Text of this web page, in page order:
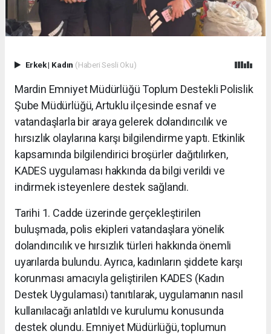
Erkek| Kadın (Haberi Sesli Oku)
Mardin Emniyet Müdürlüğü Toplum Destekli Polislik
Şube Müdürlüğü, Artuklu ilçesinde esnaf ve
vatandaşlarla bir araya gelerek dolandırıcılık ve
hırsızlık olaylarına karşı bilgilendirme yaptı. Etkinlik
kapsamında bilgilendirici broşürler dağıtılırken,
KADES uygulaması hakkında da bilgi verildi ve
indirmek isteyenlere destek sağlandı.
Tarihi 1. Cadde üzerinde gerçekleştirilen
buluşmada, polis ekipleri vatandaşlara yönelik
dolandırıcılık ve hırsızlık türleri hakkında önemli
uyarılarda bulundu. Ayrıca, kadınların şiddete karşı
korunması amacıyla geliştirilen KADES (Kadın
Destek Uygulaması) tanıtılarak, uygulamanın nasıl
kullanılacağı anlatıldı ve kurulumu konusunda
destek olundu. Emniyet Müdürlüğü, toplumun